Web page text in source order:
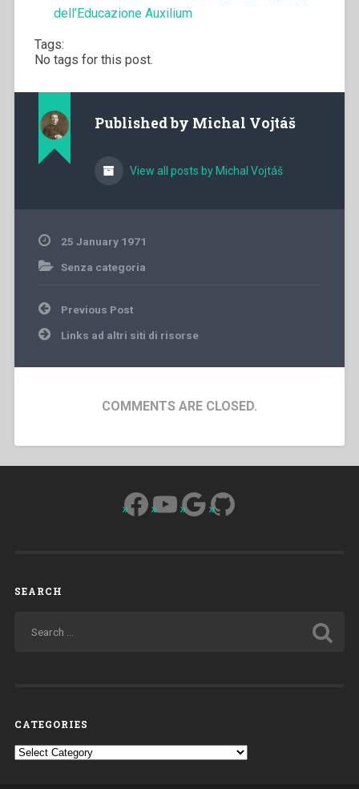
dell’Educazione Auxilium
Tags:
No tags for this post.
Published by Michal Vojtáš
View all posts by Michal Vojtáš
25 January 1971
Senza categoria
Post
navigation
Previous Post
Links ad altri siti di risorse
COMMENTS ARE CLOSED.
Facebook
YouTube
Google
GitHub
SEARCH
CATEGORIES
Categories